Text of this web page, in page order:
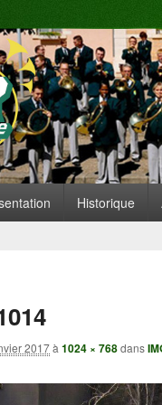
de
SITUÉE À
secondaire Historique
2017à1024 × 768dans